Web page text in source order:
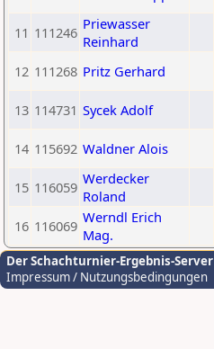
11 111246 Priewasser
Reinhard
12 111268 Pritz Gerhard
13 114731 Sycek Adolf
14 115692 Waldner Alois
15 116059 Werdecker
Roland
16 116069 Werndl Erich
Mag.
Der Schachturnier-Ergebnis-Server
Impressum / Nutzungsbedingungen